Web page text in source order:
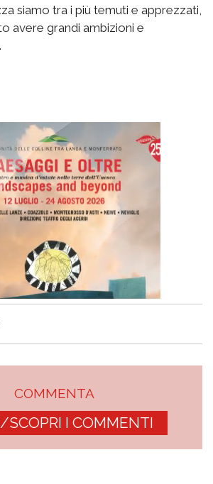
siamo tra i più temuti e apprezzati,
avere grandi ambizioni e
COMMENTA
SCOPRI I COMMENTI